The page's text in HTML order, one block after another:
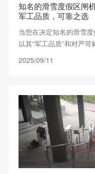
知名的滑雪度假区闸
军工品质，可靠之选
当您在决定知名的滑雪
以其“军工品质”和对严苛
2025/09/11